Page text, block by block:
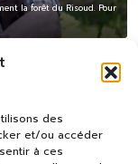
des
et/ou accéder
à ces
la forêt du Risoud. Pour